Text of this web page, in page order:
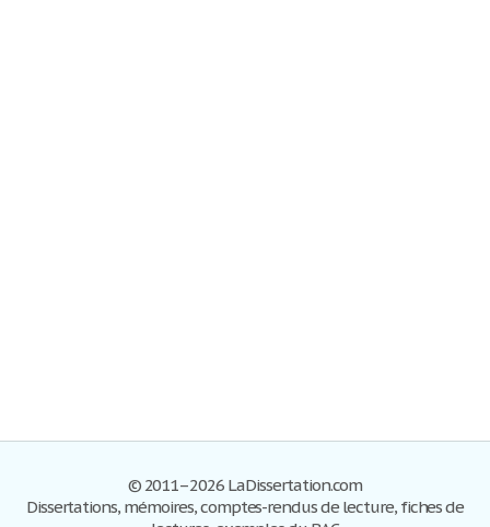
© 2011–2026 LaDissertation.com
Dissertations, mémoires, comptes-rendus de lecture, fiches de